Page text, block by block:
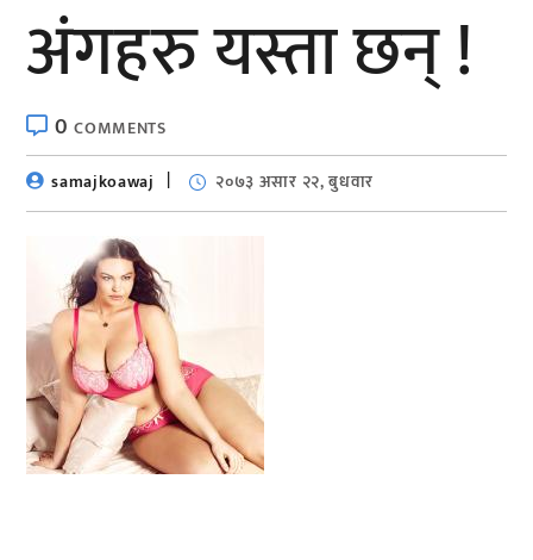
अंगहरु यस्ता छन् !
0COMMENTS
samajkoawaj
२०७३ असार २२, बुधवार